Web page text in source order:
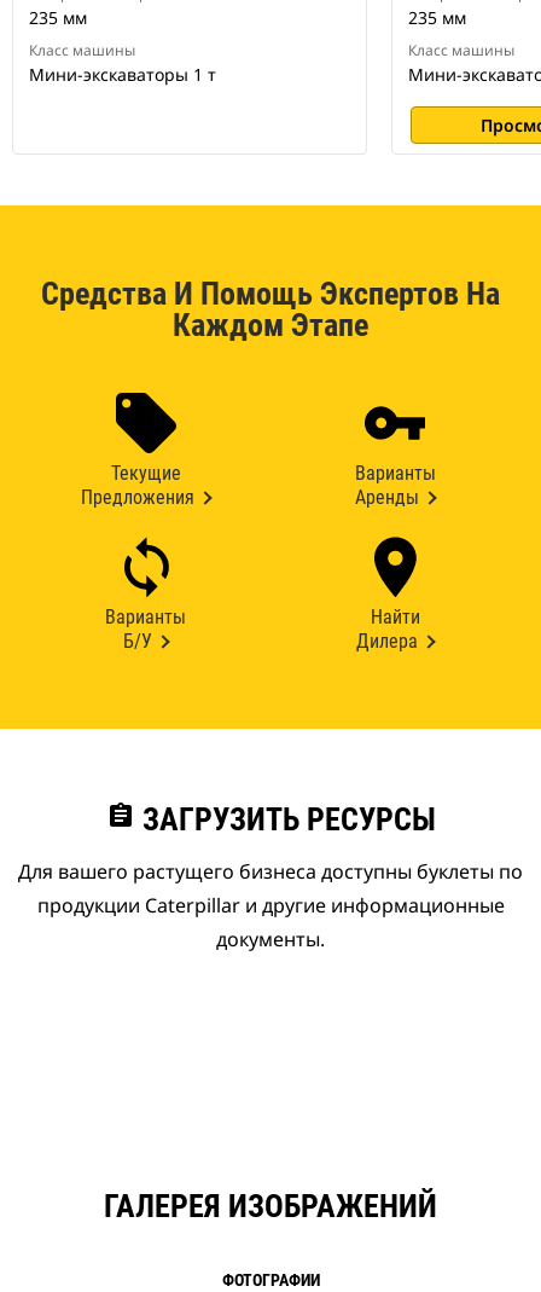
235 мм
Класс машины
Мини-экскаваторы 1 т
235 мм
Класс машины
Мини-
Средства И Помощь Экспертов На
Каждом Этапе
Текущие
Предложения
Варианты
Аренды
Варианты
Б/У
Найти
Дилера
assignment ЗАГРУЗИТЬ РЕСУРСЫ
Для вашего растущего бизнеса доступны буклеты по
продукции Caterpillar и другие информационные
документы.
ГАЛЕРЕЯ ИЗОБРАЖЕНИЙ
ФОТОГРАФИИ